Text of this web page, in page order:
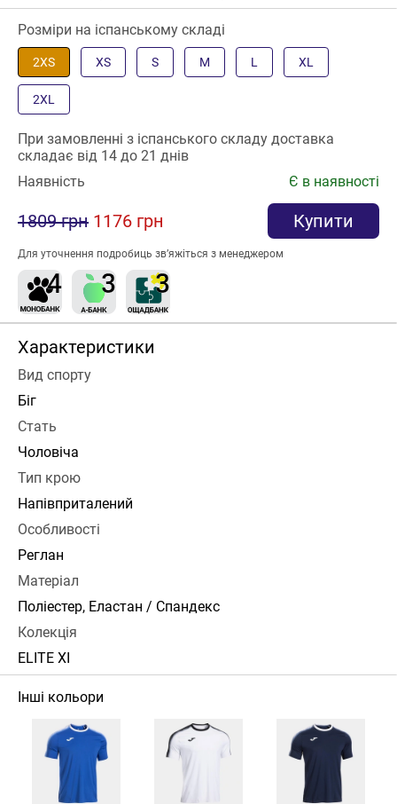
Розміри на іспанському складі
2XS XS S M L XL
2XL
При замовленні з іспанського складу доставка
складає від 14 до 21 днів
Наявність
Є в наявності
1809 грн 1176 грн Купити
Для уточнення подробиць зв’яжіться з менеджером
Характеристики
Вид спорту
Біг
Стать
Чоловіча
Тип крою
Напівприталений
Особливості
Реглан
Матеріал
Поліестер, Еластан / Спандекс
Колекція
ELITE XI
Інші кольори